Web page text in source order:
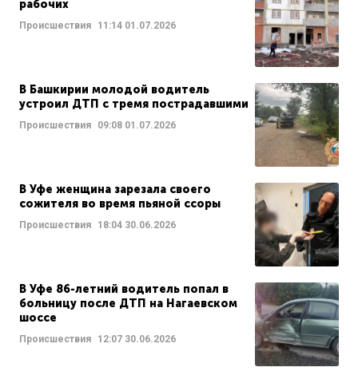
рабочих
Происшествия 11:14 01.07.2026
В Башкирии молодой водитель
устроил ДТП с тремя пострадавшими
Происшествия 09:08 01.07.2026
В Уфе женщина зарезала своего
сожителя во время пьяной ссоры
Происшествия 18:04 30.06.2026
В Уфе 86-летний водитель попал в
больницу после ДТП на Нагаевском
шоссе
Происшествия 12:07 30.06.2026